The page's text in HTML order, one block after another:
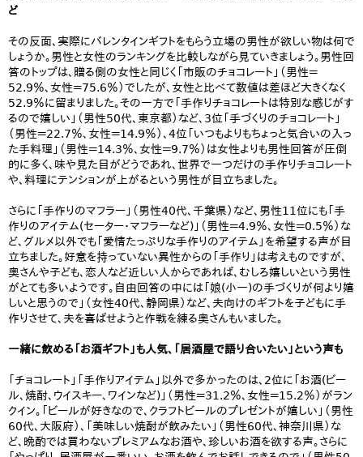
ど
その反面、実際にバレンタインギフトをもらう立場の男性が欲しい物は何で
しょうか。男性と女性のランキングを比較しながら見ていきましょう。男性回
答のトップは、贈る側の女性と同じく「市販のチョコレート」（男性＝
52.9％、女性＝75.6％）でしたが、女性と比べて数値は差ほど大きくなく
52.9％に留まりました。その一方で「手作りチョコレートは特別な感じがす
るので嬉しい」（男性50代、東京都）など、3位「手づくりのチョコレート」
（男性＝22.7％、女性＝14.9％）、4位「いつもよりもちょっと気合いの入っ
た手料理」（男性＝14.3％、女性＝9.7％）は女性よりも男性回答が圧倒
的に多く、味や見た目がどうであれ、世界で一つだけの手作りチョコレート
や、料理にテンションが上がるという男性が目立ちました。
さらに「手作りのマフラー」（男性40代、千葉県）など、男性11位にも「手
作りのアイテム(セーター・マフラーなど)」（男性＝4.9％、女性＝0.5％）な
ど、グルメ以外でも「愛情たっぷりな手作りのアイテム」を希望する声が目
立ちました。好意を持っていない異性からの「手作り」は考えものですが、
奥さんや子ども、恋人など近しい人からであれば、むしろ嬉しいという男性
がとても多いようです。自由回答の中には「娘(小一)の手づくりが何より嬉
しいと思うので」（女性40代、静岡県）など、夫向けのギフトを子どもに手
作りさせて、夫を喜ばせようと作戦を練る奥さんもいました。
一緒に飲める「お酒ギフト」も人気、「居酒屋で語り合いたい」という声も
「チョコレート」「手作りアイテム」以外で多かったのは、2位に「お酒(ビー
ル、焼酎、ウイスキー、ワインなど)」（男性＝31.2％、女性＝15.2％）がラン
クイン。「ビールが好きなので、クラフトビールのプレゼントが嬉しい」（男性
60代、大阪府）、「美味しい焼酎が飲みたい」（男性60代、神奈川県）な
ど、晩酌では買わないプレミアムなお酒や、珍しいお酒を欲する声。さらに